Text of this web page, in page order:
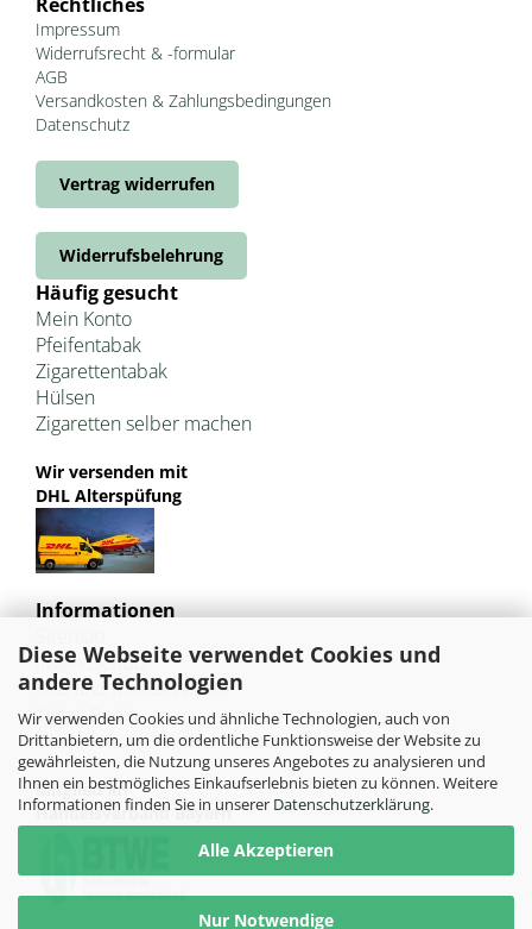
Diese Webseite verwendet Cookies und
andere Technologien
Wir verwenden Cookies und ähnliche Technologien, auch von
Drittanbietern, um die ordentliche Funktionsweise der Website zu
gewährleisten, die Nutzung unseres Angebotes zu analysieren und
Ihnen ein bestmögliches Einkaufserlebnis bieten zu können. Weitere
Informationen finden Sie in unserer Datenschutzerklärung.
Alle Akzeptieren
Nur Notwendige
Impressum
Widerrufsrecht & -formular
AGB
Versandkosten & Zahlungsbedingungen
Datenschutz
Vertrag widerrufen
Widerrufsbelehrung
Häufig gesucht
Mein Konto
Pfeifentabak
Zigarettentabak
Hülsen
Zigaretten selber machen
Wir versenden mit
DHL Alterspüfung
Informationen
Jugendschutz
Bild und Markenrechte
Tabak Pedia
Weiterleitung von HU-Tobacco
Mitglied im
Handelsverband Bayern